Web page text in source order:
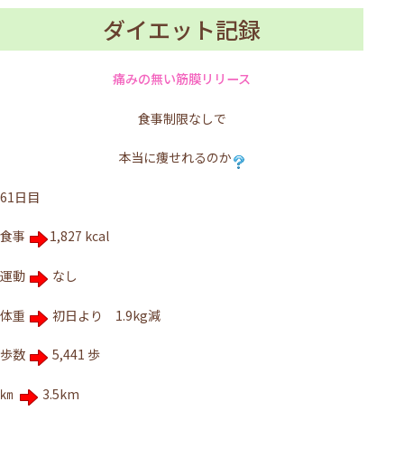
ダイエット記録
痛みの無い筋膜リリース
食事制限なしで
本当に痩せれるのか
61日目
食事 1,827 kcal
運動 なし
体重 初日より 1.9kg減
歩数 5,441 歩
㎞ 3.5km